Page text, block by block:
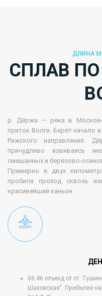
ДЛИНА
СПЛАВ ПО
р. Дёржа — река в
приток Волги. Берёт начало
Рижского направления.
причудливо извиваясь
смешанных и берёзово-
Примерно в двух
пробила проход сквозь
красивейший каньон.
06:46 отъезд от ст.
Шаховская". Прибытие